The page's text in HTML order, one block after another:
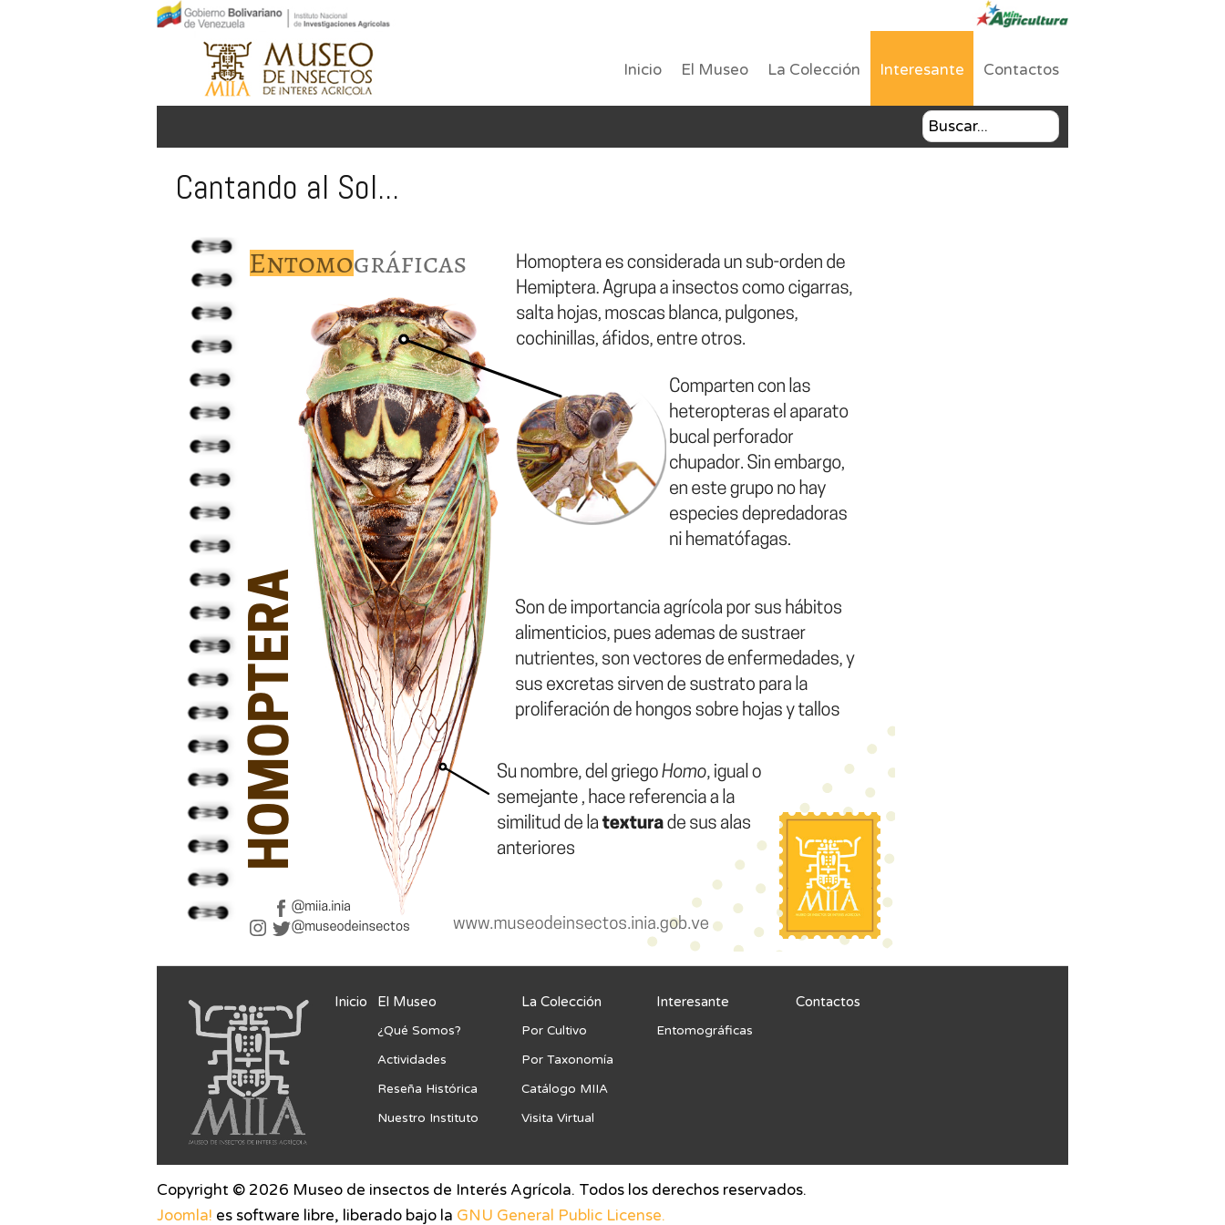
Inicio El Museo La Colección Interesante Contactos
Cantando al Sol...
Inicio El Museo
¿Qué Somos?
Actividades
Reseña Histórica
Nuestro Instituto
La Colección
Por Cultivo
Por Taxonomía
Catálogo MIIA
Visita Virtual
Interesante
Entomográficas
Contactos
Copyright © 2026 Museo de insectos de Interés Agrícola. Todos los derechos reservados.
Joomla! es software libre, liberado bajo la GNU General Public License.